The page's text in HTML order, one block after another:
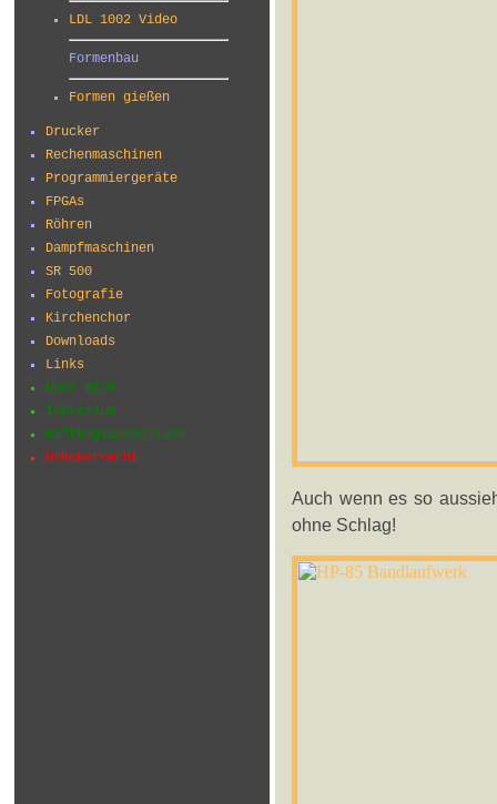
LDL 1002 Video
Formenbau
Formen gießen
Drucker
Rechenmaschinen
Programmiergeräte
FPGAs
Röhren
Dampfmaschinen
SR 500
Fotografie
Kirchenchor
Downloads
Links
Über mich
Impressum
Haftungsausschluss
Urheberrecht
Auch wenn es so
ohne Schlag!